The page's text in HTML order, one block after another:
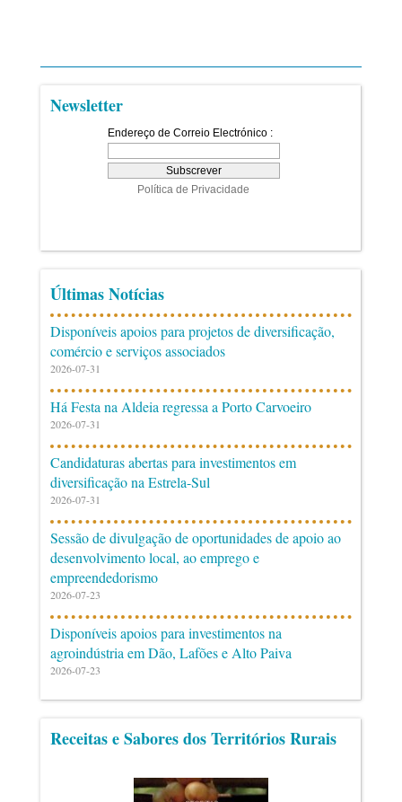
Newsletter
Últimas Notícias
Disponíveis apoios para projetos de diversificação,
comércio e serviços associados
2026-07-31
Há Festa na Aldeia regressa a Porto Carvoeiro
2026-07-31
Candidaturas abertas para investimentos em
diversificação na Estrela-Sul
2026-07-31
Sessão de divulgação de oportunidades de apoio ao
desenvolvimento local, ao emprego e
empreendedorismo
2026-07-23
Disponíveis apoios para investimentos na
agroindústria em Dão, Lafões e Alto Paiva
2026-07-23
Receitas e Sabores dos Territórios Rurais